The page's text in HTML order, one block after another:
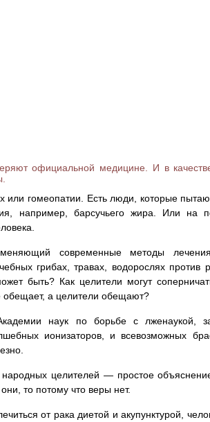
официальной медицине. И в
гомеопатии. Есть люди, которые
например, барсучьего жира. Или на
современные методы
грибах, травах, водорослях против
быть? Как целители могут
обещает, а целители обещают?
наук по борьбе с лженаукой,
ионизаторов, и всевозможных
целителей — простое
то потому что веры нет.
от рака диетой и акупунктурой,